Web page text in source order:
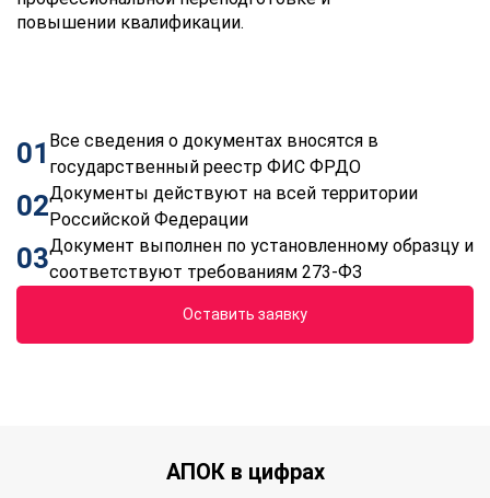
повышении квалификации.
01 Все сведения о документах вносятся в
государственный реестр ФИС ФРДО
02Документы действуют на всей территории
Российской Федерации
03Документ выполнен по установленному образцу и
соответствуют требованиям 273-ФЗ
Оставить заявку
АПОК в цифрах